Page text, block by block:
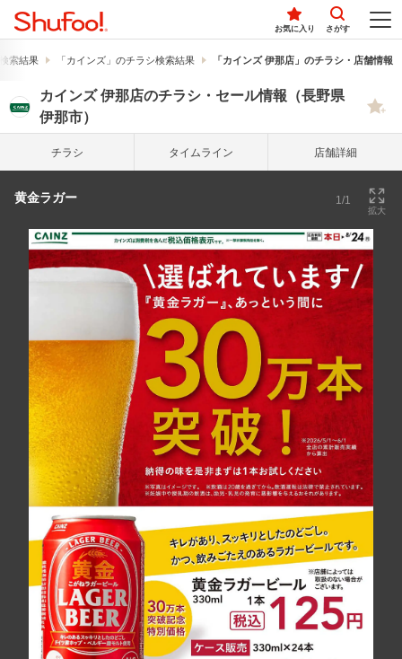
お気に入り さがす
索結果 「カインズ」のチラシ検索結果 「カインズ 伊那店」のチラシ・店舗情報
カインズ 伊那店のチラシ・セール情報（長野県
伊那市）
チラシ タイム ライン 店舗詳細
黄金ラガー 1/1
拡大